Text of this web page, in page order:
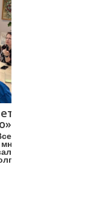
возраста!
более 160
и